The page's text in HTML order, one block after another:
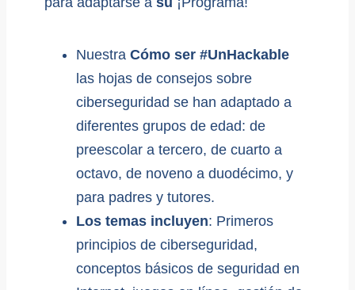
Nuestra Cómo ser #UnHackable
las hojas de consejos sobre
ciberseguridad se han adaptado a
diferentes grupos de edad: de
preescolar a tercero, de cuarto a
octavo, de noveno a duodécimo, y
para padres y tutores.
Los temas incluyen: Primeros
principios de ciberseguridad,
conceptos básicos de seguridad en